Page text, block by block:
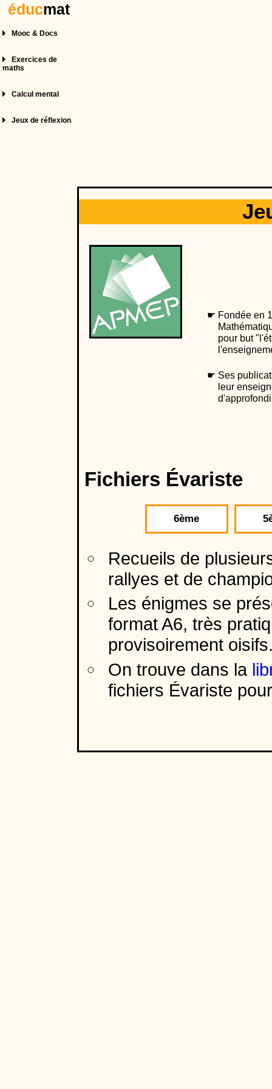
éducmat
Mooc & Docs
Exercices de
maths
Calcul mental
Jeux de réflexion
Fondée en
pour but
Ses
leur
Fichiers Évariste
6ème
Recueils de
rallyes et de
Les énigmes se
format A6, très
provisoirement
On trouve dans la
fichiers Évariste